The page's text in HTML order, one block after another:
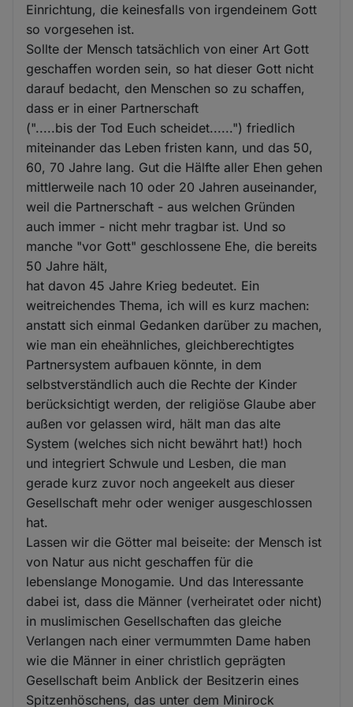
Einrichtung, die keinesfalls von irgendeinem Gott
so vorgesehen ist.
Sollte der Mensch tatsächlich von einer Art Gott
geschaffen worden sein, so hat dieser Gott nicht
darauf bedacht, den Menschen so zu schaffen,
dass er in einer Partnerschaft
(".....bis der Tod Euch scheidet......") friedlich
miteinander das Leben fristen kann, und das 50,
60, 70 Jahre lang. Gut die Hälfte aller Ehen gehen
mittlerweile nach 10 oder 20 Jahren auseinander,
weil die Partnerschaft - aus welchen Gründen
auch immer - nicht mehr tragbar ist. Und so
manche "vor Gott" geschlossene Ehe, die bereits
50 Jahre hält,
hat davon 45 Jahre Krieg bedeutet. Ein
weitreichendes Thema, ich will es kurz machen:
anstatt sich einmal Gedanken darüber zu machen,
wie man ein eheähnliches, gleichberechtigtes
Partnersystem aufbauen könnte, in dem
selbstverständlich auch die Rechte der Kinder
berücksichtigt werden, der religiöse Glaube aber
außen vor gelassen wird, hält man das alte
System (welches sich nicht bewährt hat!) hoch
und integriert Schwule und Lesben, die man
gerade kurz zuvor noch angeekelt aus dieser
Gesellschaft mehr oder weniger ausgeschlossen
hat.
Lassen wir die Götter mal beiseite: der Mensch ist
von Natur aus nicht geschaffen für die
lebenslange Monogamie. Und das Interessante
dabei ist, dass die Männer (verheiratet oder nicht)
in muslimischen Gesellschaften das gleiche
Verlangen nach einer vermummten Dame haben
wie die Männer in einer christlich geprägten
Gesellschaft beim Anblick der Besitzerin eines
Spitzenhöschens, das unter dem Minirock